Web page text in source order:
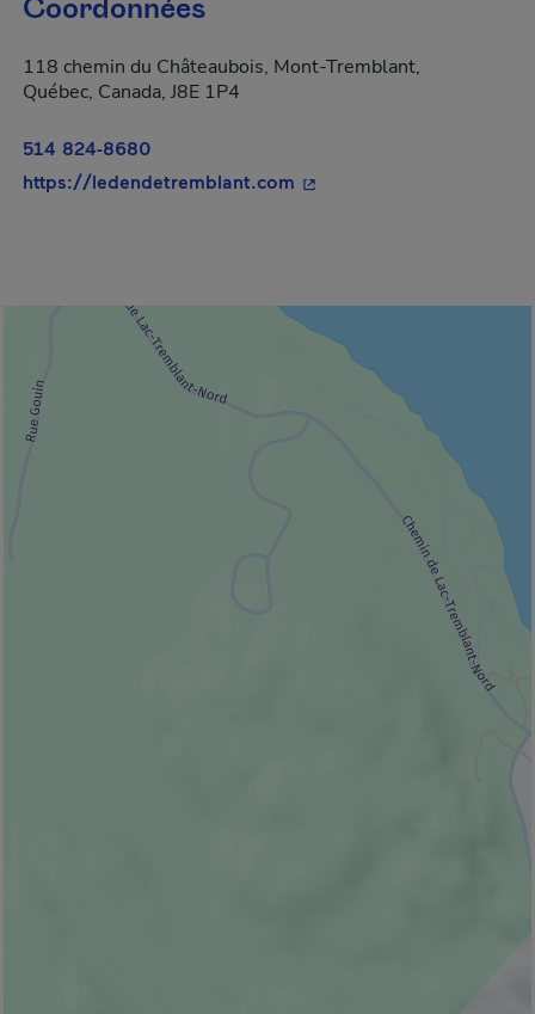
Coordonnées
118 chemin du Châteaubois, Mont-Tremblant,
Québec, Canada, J8E 1P4
514 824-8680
https://ledendetremblant.com - Cet hyperlien s'ouvrira